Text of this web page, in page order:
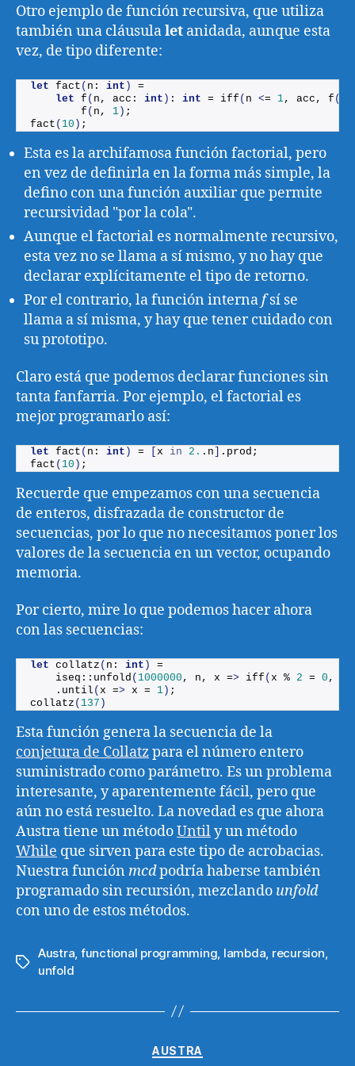
Otro ejemplo de función recursiva, que utiliza
también una cláusulalet anidada, aunque esta
vez, de tipo diferente:
let fact ( n: int )
=
let f ( n, acc: int ) : int = iff ( n <= 1, acc, f (
f ( n, 1) ;
fact ( 10 ) ;
Esta es la archifamosa función factorial, pero
en vez de definirla en la forma más simple, la
defino con una función auxiliar que permite
recursividad "por la cola".
Aunque el factorial es normalmente recursivo,
esta vez no se llama a sí mismo, y no hay que
declarar explícitamente el tipo de retorno.
Por el contrario, la función internafsí se
llama a sí misma, y hay que tener cuidado con
su prototipo.
Claro está que podemos declarar funciones sin
tanta fanfarria. Por ejemplo, el factorial es
mejor programarlo así:
let fact ( n: int ) = [x in 2. .n] . prod ;
fact ( 10 ) ;
Recuerde que empezamos con una secuencia
de enteros, disfrazada de constructor de
secuencias, por lo que no necesitamos poner los
valores de la secuencia en un vector, ocupando
memoria.
Por cierto, mire lo que podemos hacer ahora
con las secuencias:
let collatz ( n: int )
=
    iseq::
unfold ( 1000000 , n, x => iff (x % 2 = 0 ,
    .
until (x => x = 1) ;
collatz ( 137 )
Esta función genera la secuencia de la
conjetura de Collatzpara el número entero
suministrado como parámetro. Es un problema
interesante, y aparentemente fácil, pero que
aún no está resuelto. La novedad es que ahora
Austra tiene un métodoUntily un método
While que sirven para este tipo de acrobacias.
Nuestra función mcdpodría haberse también
programado sin recursión, mezclando unfold
con uno de estos métodos.
Etiquetas
Austra functional programming lambda recursion
unfold
Categorías
AUSTRA